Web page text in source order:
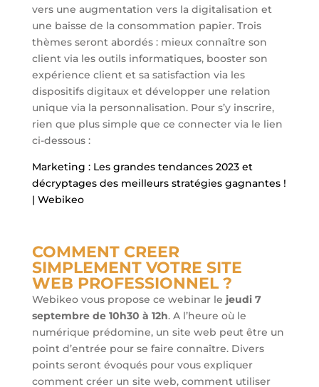
vers une augmentation vers la digitalisation et
une baisse de la consommation papier. Trois
thèmes seront abordés : mieux connaître son
client via les outils informatiques, booster son
expérience client et sa satisfaction via les
dispositifs digitaux et développer une relation
unique via la personnalisation. Pour s’y inscrire,
rien que plus simple que ce connecter via le lien
ci-dessous :
Marketing : Les grandes tendances 2023 et
décryptages des meilleurs stratégies gagnantes !
| Webikeo
COMMENT CREER
SIMPLEMENT VOTRE SITE
WEB PROFESSIONNEL ?
Webikeo vous propose ce webinar le jeudi 7
septembre de 10h30 à 12h. A l’heure où le
numérique prédomine, un site web peut être un
point d’entrée pour se faire connaître. Divers
points seront évoqués pour vous expliquer
comment créer un site web, comment utiliser